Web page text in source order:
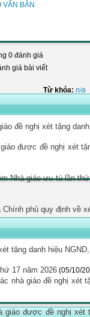
VĂN BẢN
0 đánh giá
giá bài viết
Từ khóa: n/a
đề nghị xét tặng
được đề nghị xét
Nhà giáo ưu tú lần
phủ quy định về
tặng danh hiệu
17 năm 2026 (05/10/
nhà giáo đề nghị xét
được đề nghị xét